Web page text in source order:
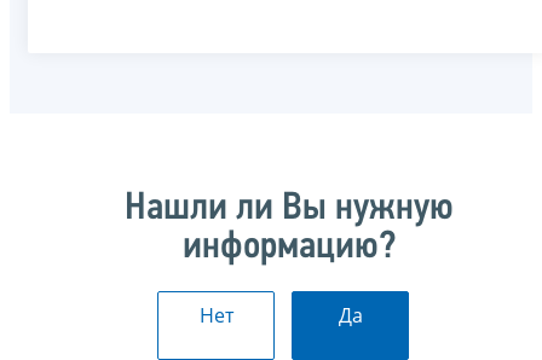
Нашли ли Вы нужную
информацию?
Нет Да